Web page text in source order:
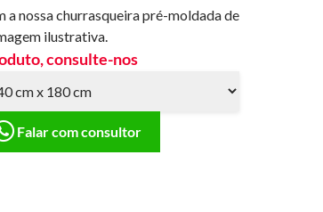
a nossa churrasqueira pré-moldada de
ilustrativa.
consulte-nos
Falar com consultor